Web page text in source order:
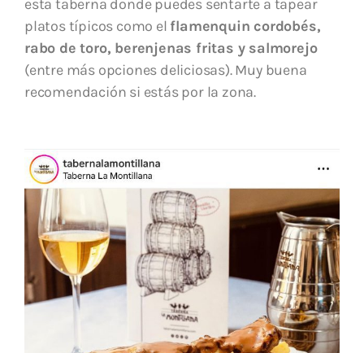
esta taberna donde puedes sentarte a tapear
platos típicos como el flamenquin cordobés,
rabo de toro, berenjenas fritas y salmorejo
(entre más opciones deliciosas). Muy buena
recomendación si estás por la zona.